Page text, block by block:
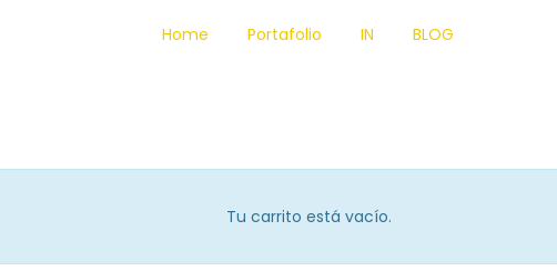
Home Portafolio IN BLOG
Tu carrito está vacío.